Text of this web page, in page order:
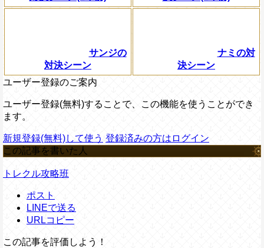
サンジの
対決シーン
ナミの対
決シーン
ユーザー登録のご案内
ユーザー登録(無料)することで、この機能を使うことができ
ます。
新規登録(無料)して使う 登録済みの方はログイン
この記事を書いた人
トレクル攻略班
ポスト
LINEで送る
URLコピー
この記事を評価しよう！